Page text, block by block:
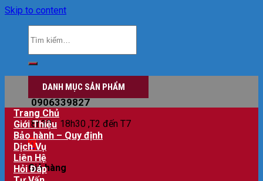
Skip to content
Đăng nhập
0906339827
8h30 - 18h30 ,T2 đến T7
0
Giỏ hàng
DANH MỤC SẢN PHẨM
Trang Chủ
Giới Thiệu
Bảo hành – Quy định
Dịch Vụ
Liên Hệ
Hỏi Đáp